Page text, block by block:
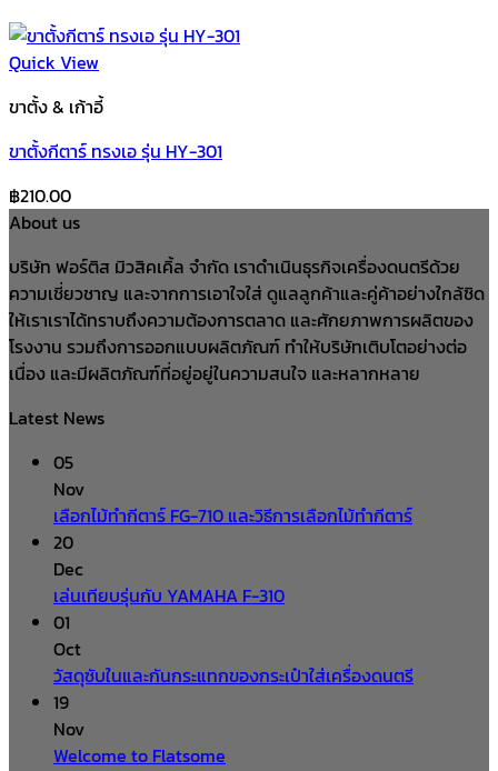
Quick View
ขาตั้ง & เก้าอี้
ขาตั้งกีตาร์ ทรงเอ รุ่น HY-301
฿210.00
About us
บริษัท ฟอร์ติส มิวสิคเคิ้ล จำกัด เราดำเนินธุรกิจเครื่องดนตรีด้วย
ความเชี่ยวชาญ และจากการเอาใจใส่ ดูแลลูกค้าและคู่ค้าอย่างใกล้ชิด
ให้เราเราได้ทราบถึงความต้องการตลาด และศักยภาพการผลิตของ
โรงงาน รวมถึงการออกแบบผลิตภัณฑ์ ทำให้บริษัทเติบโตอย่างต่อ
เนื่อง และมีผลิตภัณฑ์ที่อยู่อยู่ในความสนใจ และหลากหลาย
Latest News
05
Nov
เลือกไม้ทำกีตาร์ FG-710 และวิธีการเลือกไม้ทำกีตาร์
20
Dec
เล่นเทียบรุ่นกับ YAMAHA F-310
01
Oct
วัสดุซับในและกันกระแทกของกระเป๋าใส่เครื่องดนตรี
19
Nov
Welcome to Flatsome